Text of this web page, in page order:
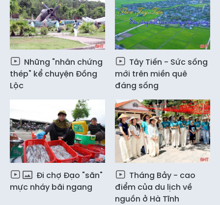
Những "nhân chứng
thép" kể chuyện Đồng
Lộc
Tây Tiến - Sức sống
mới trên miền quê
đáng sống
Đi chợ Đạo "săn"
mực nháy bãi ngang
Tháng Bảy - cao
điểm của du lịch về
nguồn ở Hà Tĩnh